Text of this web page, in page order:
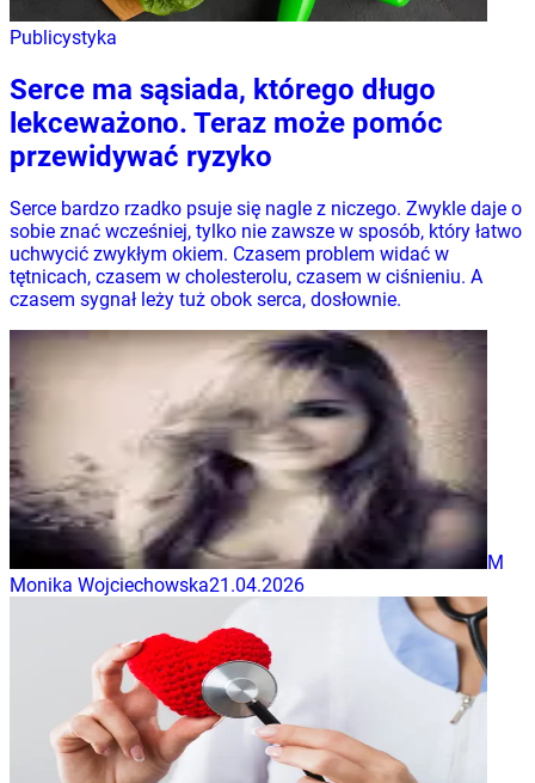
Publicystyka
Serce ma sąsiada, którego długo
lekceważono. Teraz może pomóc
przewidywać ryzyko
Serce bardzo rzadko psuje się nagle z niczego. Zwykle daje o
sobie znać wcześniej, tylko nie zawsze w sposób, który łatwo
uchwycić zwykłym okiem. Czasem problem widać w
tętnicach, czasem w cholesterolu, czasem w ciśnieniu. A
czasem sygnał leży tuż obok serca, dosłownie.
M
Monika Wojciechowska21.04.2026